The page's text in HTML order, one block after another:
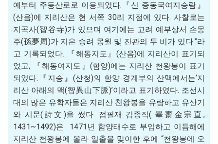
예부터 주등산로로 이용되었다.『신 증동국여지승람』
(산음)에 지리산은 현 서쪽 30리 지점에 있다. 사찰로는
지곡사(智谷寺)가 있으며 여기에는 고려 예부상서 손몽
주(孫夢周)가 지은 승려 몽월 및 진관의 두 비가 있다.”라
고 기록되었다. 『해동지도』(산음)에 지리산이 표기되
었고, 『해동여지도』(함양)에는 지리산 천왕봉이 표기
되었다.『지승』(산청)의 함양 경계부의 산맥에서는‘지
리산 아래의 맥(智異山下脈)’이라고 표기하였다. 조선시
대의 많은 유학자들은 지리산 천왕봉을 유람하고 유산기
와 시문(詩文)을 썼다. 점필재 김종직( 畢齋金宗直,
1431~1492)은 1471년 함양태수로 부임하고 이듬해에
지리산 천왕봉에 올라 일출을 맞이한 후에 “천왕봉에 오